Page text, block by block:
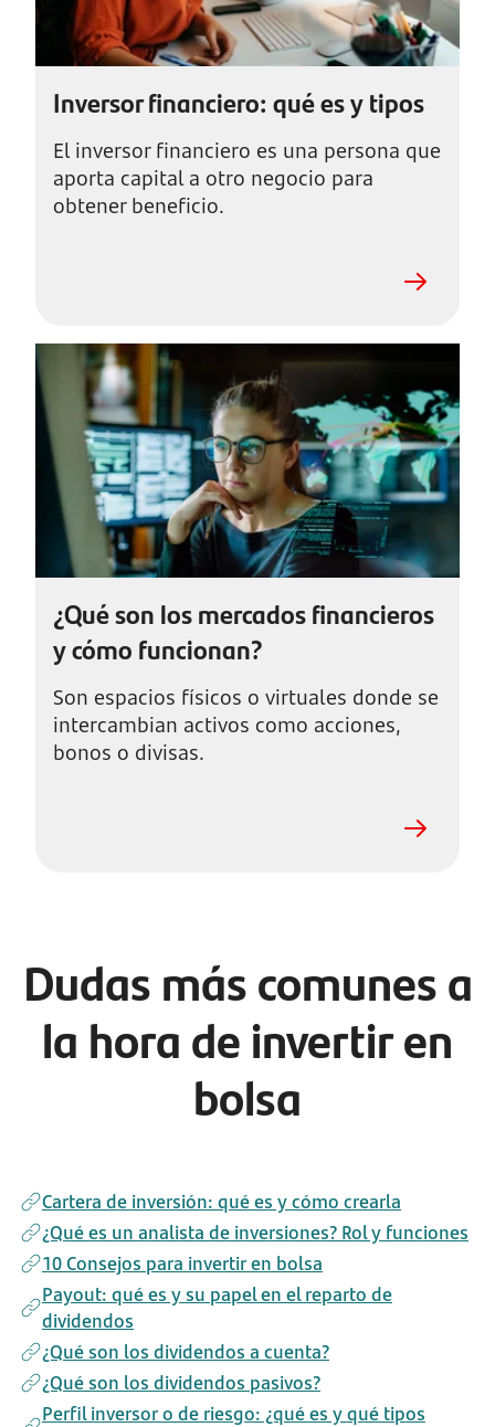
Inversor financiero: qué es y tipos
El inversor financiero es una persona que
aporta capital a otro negocio para
obtener beneficio.
¿Qué son los mercados financieros
y cómo funcionan?
Son espacios físicos o virtuales donde se
intercambian activos como acciones,
bonos o divisas.
Dudas más comunes a
la hora de invertir en
bolsa
Cartera de inversión: qué es y cómo crearla
¿Qué es un analista de inversiones? Rol y funciones
10 Consejos para invertir en bolsa
Payout: qué es y su papel en el reparto de
dividendos
¿Qué son los dividendos a cuenta?
¿Qué son los dividendos pasivos?
Perfil inversor o de riesgo: ¿qué es y qué tipos